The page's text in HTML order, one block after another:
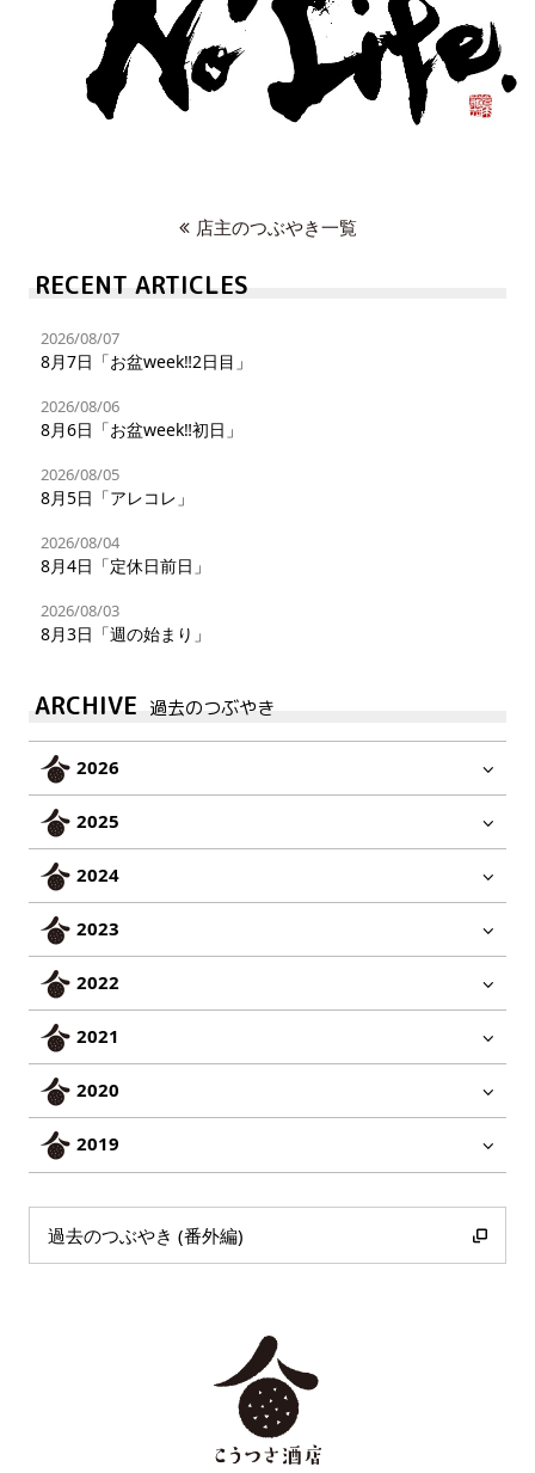
店主のつぶやき一覧
RECENT ARTICLES
2026/08/07
8月7日「お盆week‼︎2日目」
2026/08/06
8月6日「お盆week‼︎初日」
2026/08/05
8月5日「アレコレ」
2026/08/04
8月4日「定休日前日」
2026/08/03
8月3日「週の始まり」
ARCHIVE 過去のつぶやき
2026
2025
2024
2023
2022
2021
2020
2019
過去のつぶやき (番外編)